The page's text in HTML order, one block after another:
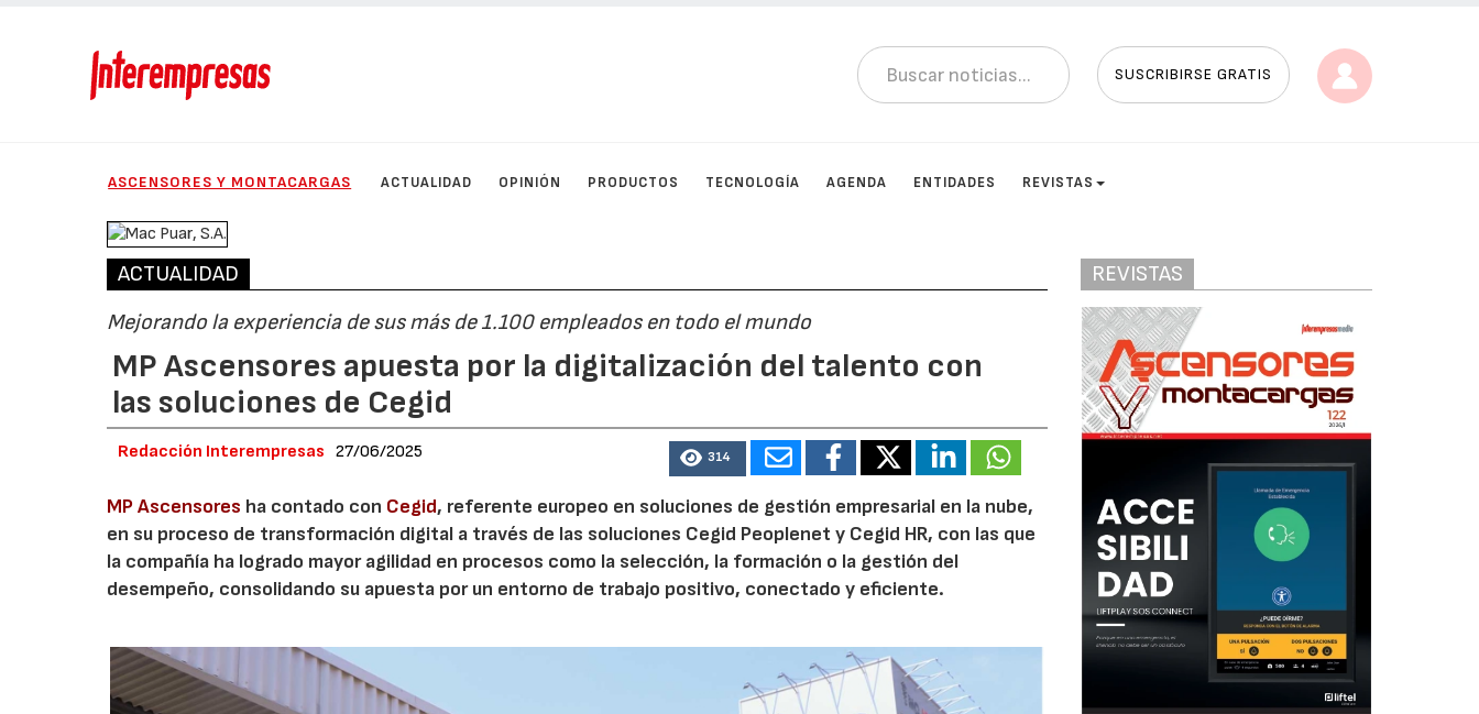
SUSCRIBIRSE GRATIS
ASCENSORES Y MONTACARGAS ACTUALIDAD OPINIÓN PRODUCTOS TECNOLOGÍA AGENDA ENTIDADES REVISTAS
ACTUALIDAD
Mejorando la experiencia de sus más de 1.100 empleados en todo el mundo
MP Ascensores apuesta por la digitalización del talento con
las soluciones de Cegid
Redacción Interempresas 27/06/2025 314
MP Ascensores ha contado con Cegid, referente europeo en soluciones de gestión empresarial en la nube,
en su proceso de transformación digital a través de las soluciones Cegid Peoplenet y Cegid HR, con las que
la compañía ha logrado mayor agilidad en procesos como la selección, la formación o la gestión del
desempeño, consolidando su apuesta por un entorno de trabajo positivo, conectado y eficiente.
REVISTAS